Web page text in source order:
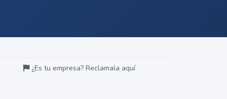
¿Es tu empresa? Reclamala aquí